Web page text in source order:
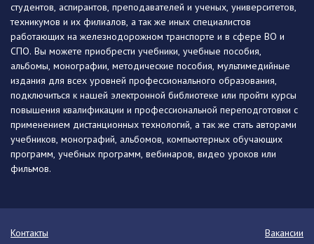
студентов, аспирантов, преподавателей и ученых, университетов,
техникумов и их филиалов, а так же иных специалистов
работающих на железнодорожном транспорте и в сфере ВО и
СПО. Вы можете приобрести учебники, учебные пособия,
альбомы, монографии, методические пособия, мультимедийные
издания для всех уровней профессионального образования,
подключиться к нашей электронной библиотеке или пройти курсы
повышения квалификации и профессиональной переподготовки с
применением дистанционных технологий, а так же стать авторами
учебников, монографий, альбомов, компьютерных обучающих
программ, учебных программ, вебинаров, видео уроков или
фильмов.
Контакты
Вакансии